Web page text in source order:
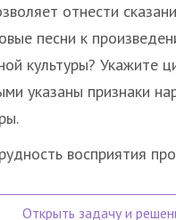
отнести
песни к
культуры? Укажите
указаны признаки
.
восприятия